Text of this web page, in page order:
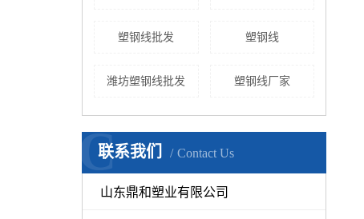
塑钢线批发 塑钢线
潍坊塑钢线批发 塑钢线厂家
联系我们 Contact Us
C
山东鼎和塑业有限公司